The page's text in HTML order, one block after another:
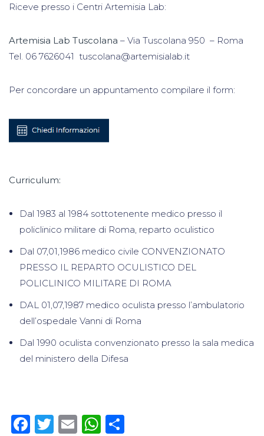
Riceve presso i Centri Artemisia Lab:
Artemisia Lab Tuscolana – Via Tuscolana 950 – Roma
Tel. 06 7626041 tuscolana@artemisialab.it
Per concordare un appuntamento compilare il form:
Curriculum:
Dal 1983 al 1984 sottotenente medico presso il
policlinico militare di Roma, reparto oculistico
Dal 07,01,1986 medico civile CONVENZIONATO
PRESSO IL REPARTO OCULISTICO DEL
POLICLINICO MILITARE DI ROMA
DAL 01,07,1987 medico oculista presso l’ambulatorio
dell’ospedale Vanni di Roma
Dal 1990 oculista convenzionato presso la sala medica
del ministero della Difesa
Facebook
Twitter
EmailWhatsApp